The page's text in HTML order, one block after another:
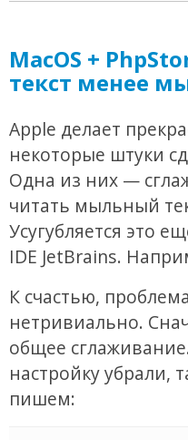
MacOS +
текст менее
Apple делает
некоторые штуки
Одна из них —
читать мыльный
Усугубляется это
IDE JetBrains.
К счастью,
нетривиально.
общее
настройку убрали,
пишем: